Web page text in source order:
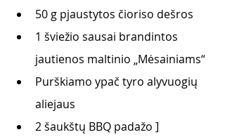
50 g pjaustytos čioriso dešros
1 šviežio sausai brandintos
jautienos maltinio „Mėsainiams“
Purškiamo ypač tyro alyvuogių
aliejaus
2 šaukštų BBQ padažo ]